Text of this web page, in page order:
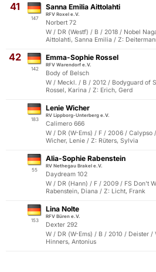
41
147
Sanna Emilia Aittolahti
RFV Roxel e.V.
Norbert 72
W / DR (Westf) / B / 2018 / Nobel
Aittolahti, Sanna Emilia / Z:
42
142
Emma-Sophie Rossel
RFV Warendorf e.V.
Body of Belsch
W / Meckl. / B / 2012 / Bodyguard of
Rossel, Karina / Z: Erich, Gerd
183
Lenie Wicher
RV Lippborg-Unterberg e.V.
Calimero 666
W / DR (W-Ems) / F / 2006 / Calypso
Wicher, Lenie / Z: Rüters, Sylvia
55
Alia-Sophie Rabenstein
RV Nethegau Brakel e.V.
Daydream 102
W / DR (Hann) / F / 2009 / FS Don't
Rabenstein, Diana / Z: Licht, Frank
153
Lina Nolte
RFV Büren e.V.
Dexter 292
W / DR (W-Ems) / B / 2010 / Deister /
Hinners, Antonius